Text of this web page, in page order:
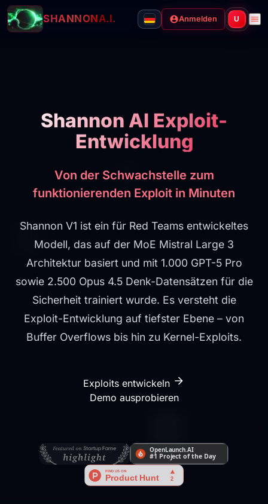
SHANNONA.I. Anmelden U
Shannon AI Exploit-
Entwicklung
Von der Schwachstelle zum
funktionierenden Exploit in Minuten
Shannon V1 ist ein für Red Teams entwickeltes
Modell, das auf der MoE Mistral Large 3
Architektur basiert und mit 1.000 GPT-5 Pro
sowie 2.500 Opus 4.5 Denk-Datensätzen für die
Sicherheit trainiert wurde. Es versteht die
Exploit-Entwicklung auf tiefster Ebene – von
Buffer Overflows bis hin zu Kernel-Exploits.
Exploits entwickeln
Demo ausprobieren